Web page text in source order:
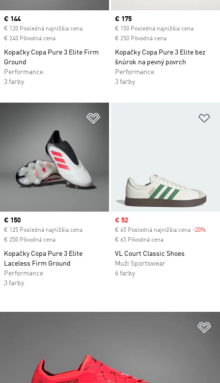
Current price
€ 144
€ 120 Posledná najnižšia cena
€ 240 Pôvodná cena
Kopačky Copa Pure 3 Elite Firm
Ground
Performance
3 farby
Current price
€ 175
€ 150 Posledná najnižšia cena
€ 250 Pôvodná cena
Kopačky Copa Pure 3 Elite bez
šnúrok na pevný povrch
Performance
3 farby
Pridať do zoznamu želaných
Current price
€ 150
€ 125 Posledná najnižšia cena
€ 250 Pôvodná cena
Kopačky Copa Pure 3 Elite
Laceless Firm Ground
Performance
3 farby
Sale price
€ 52
€ 65 Posledná najnižšia cena -20%
€ 65 Pôvodná cena
VL Court Classic Shoes
Muži Sportswear
6 farby